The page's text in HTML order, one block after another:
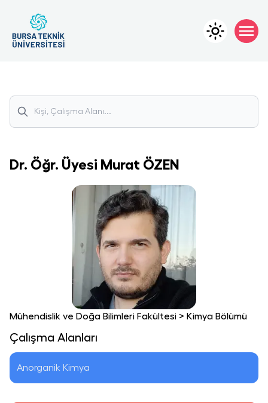
Dr. Öğr. Üyesi Murat ÖZEN
Mühendislik ve Doğa Bilimleri Fakültesi > Kimya Bölümü
Çalışma Alanları
Anorganik Kimya